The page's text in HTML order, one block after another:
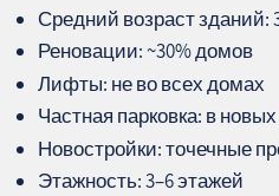
Средний возраст зданий:
Реновации: ~30% домов
Лифты: не во всех домах
Частная парковка: в
Новостройки: точечные
Этажность: 3–6 этажей